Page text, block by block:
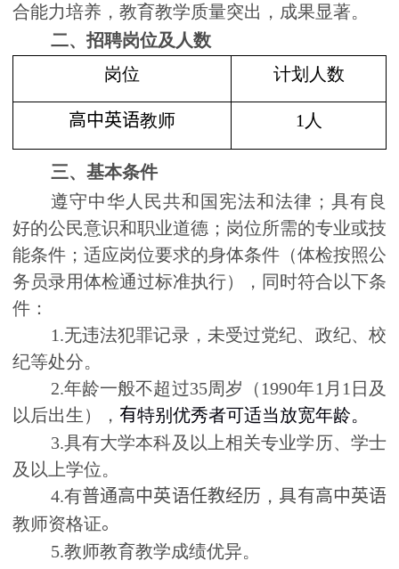
合能力培养，教育教学质量突出，成果显著。
二、招聘岗位及人数
岗位
计划人数
高中英语教师 1人
三、基本条件
遵守中华人民共和国宪法和法律；具有良
好的公民意识和职业道德；岗位所需的专业或技
能条件；适应岗位要求的身体条件（体检按照公
务员录用体检通过标准执行），同时符合以下条
件：
1.无违法犯罪记录，未受过党纪、政纪、校
纪等处分。
2.年龄一般不超过35周岁（ 1990年1 月 1 日及
以后出生）， 有特别优秀者可适当放宽年龄。
3.具有大学本科及以上相关专业学历、学士
及以上学位。
4.有普通高中英语任教经历 ， 具有高中英语
教师资格证。
5.教师教育教学成绩优异。